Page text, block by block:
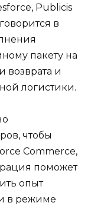
Publicis
в
пакету на
возврата и
логистики.
чтобы
Commerce,
поможет
опыт
в режиме